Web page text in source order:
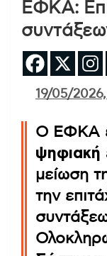
ΕΦΚΑ:
19/05/
Ο ΕΦΚΑ
ψηφιακή
μείωση
την